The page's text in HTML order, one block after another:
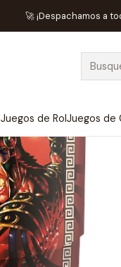
Juegos de RolJuegos de
🚀 ¡Despachamos a
Mitos y Leyendas